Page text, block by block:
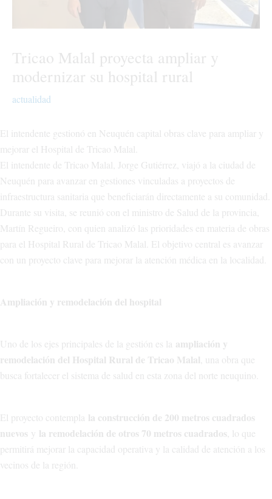
Tricao Malal proyecta ampliar y
modernizar su hospital rural
actualidad
El intendente gestionó en Neuquén capital obras clave para ampliar y
mejorar el Hospital de Tricao Malal.
El intendente de Tricao Malal, Jorge Gutiérrez, viajó a la ciudad de
Neuquén para avanzar en gestiones vinculadas a proyectos de
infraestructura sanitaria que beneficiarán directamente a su comunidad.
Durante su visita, se reunió con el ministro de Salud de la provincia,
Martín Regueiro, con quien analizó las prioridades en materia de obras
para el Hospital Rural de Tricao Malal. El objetivo central es avanzar
con un proyecto clave para mejorar la atención médica en la localidad.
Ampliación y remodelación del hospital
Uno de los ejes principales de la gestión es la ampliación y
remodelación del Hospital Rural de Tricao Malal, una obra que
busca fortalecer el sistema de salud en esta zona del norte neuquino.
El proyecto contempla la construcción de 200 metros cuadrados
nuevos y la remodelación de otros 70 metros cuadrados, lo que
permitirá mejorar la capacidad operativa y la calidad de atención a los
vecinos de la región.